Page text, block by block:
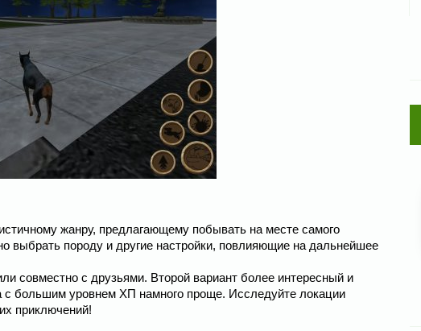
жанру, предлагающему побывать на месте самого
выбрать породу и другие настройки, повлияющие на дальнейшее
совместно с друзьями. Второй вариант более интересный и
с большим уровнем ХП намного проще. Исследуйте локации
приключений!